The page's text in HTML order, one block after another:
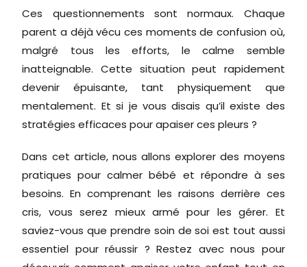
Ces questionnements sont normaux. Chaque
parent a déjà vécu ces moments de confusion où,
malgré tous les efforts, le calme semble
inatteignable. Cette situation peut rapidement
devenir épuisante, tant physiquement que
mentalement. Et si je vous disais qu’il existe des
stratégies efficaces pour apaiser ces pleurs ?
Dans cet article, nous allons explorer des moyens
pratiques pour calmer bébé et répondre à ses
besoins. En comprenant les raisons derrière ces
cris, vous serez mieux armé pour les gérer. Et
saviez-vous que prendre soin de soi est tout aussi
essentiel pour réussir ? Restez avec nous pour